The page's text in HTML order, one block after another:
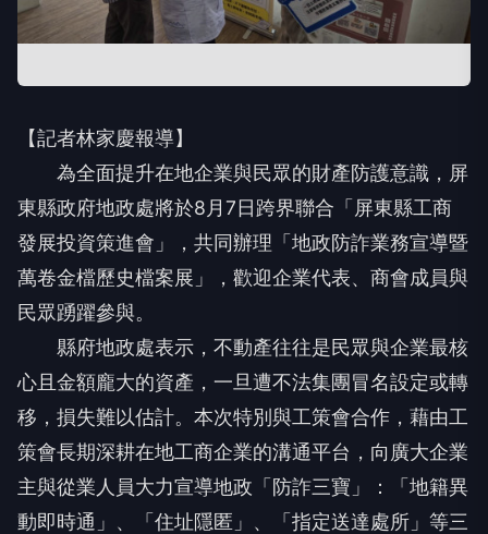
【記者林家慶報導】
為全面提升在地企業與民眾的財產防護意識，屏
東縣政府地政處將於8月7日跨界聯合「屏東縣工商
發展投資策進會」，共同辦理「地政防詐業務宣導暨
萬卷金檔歷史檔案展」，歡迎企業代表、商會成員與
民眾踴躍參與。
縣府地政處表示，不動產往往是民眾與企業最核
心且金額龐大的資產，一旦遭不法集團冒名設定或轉
移，損失難以估計。本次特別與工策會合作，藉由工
策會長期深耕在地工商企業的溝通平台，向廣大企業
主與從業人員大力宣導地政「防詐三寶」：「地籍異
動即時通」、「住址隱匿」、「指定送達處所」等三